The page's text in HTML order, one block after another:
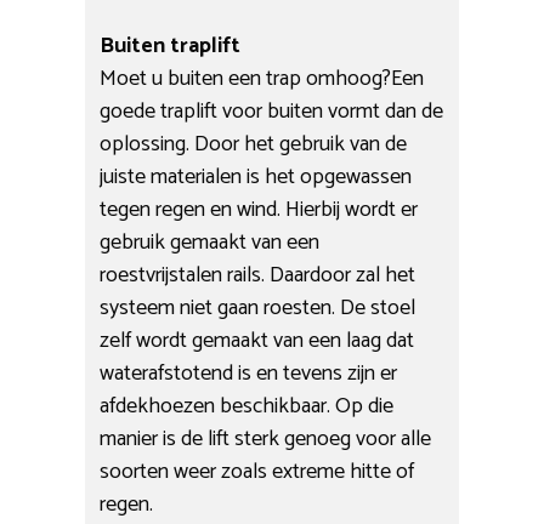
Buiten traplift
Moet u buiten een trap omhoog?Een
goede traplift voor buiten vormt dan de
oplossing. Door het gebruik van de
juiste materialen is het opgewassen
tegen regen en wind. Hierbij wordt er
gebruik gemaakt van een
roestvrijstalen rails. Daardoor zal het
systeem niet gaan roesten. De stoel
zelf wordt gemaakt van een laag dat
waterafstotend is en tevens zijn er
afdekhoezen beschikbaar. Op die
manier is de lift sterk genoeg voor alle
soorten weer zoals extreme hitte of
regen.